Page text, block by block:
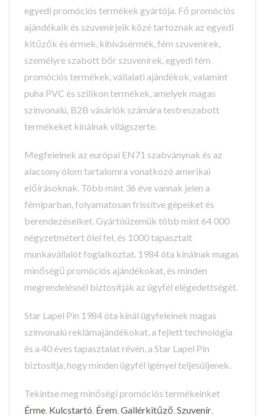
egyedi promóciós termékek gyártója. Fő promóciós
ajándékaik és szuvenírjeik közé tartoznak az egyedi
kitűzők és érmek, kihívásérmék, fém szuvenírek,
személyre szabott bőr szuvenírek, egyedi fém
promóciós termékek, vállalati ajándékok, valamint
puha PVC és szilikon termékek, amelyek magas
színvonalú, B2B vásárlók számára testreszabott
termékeket kínálnak világszerte.
Megfelelnek az európai EN71 szabványnak és az
alacsony ólom tartalomra vonatkozó amerikai
előírásoknak. Több mint 36 éve vannak jelen a
fémiparban, folyamatosan frissítve gépeiket és
berendezéseiket. Gyártóüzemük több mint 64 000
négyzetmétert ölel fel, és 1000 tapasztalt
munkavállalót foglalkoztat. 1984 óta kínálnak magas
minőségű promóciós ajándékokat, és minden
megrendelésnél biztosítják az ügyfél elégedettségét.
Star Lapel Pin 1984 óta kínál ügyfeleinek magas
színvonalú reklámajándékokat, a fejlett technológia
és a 40 éves tapasztalat révén, a Star Lapel Pin
biztosítja, hogy minden ügyfél igényei teljesüljenek.
Tekintse meg minőségi promóciós termékeinket
Érme, Kulcstartó, Érem,Gallérkitűző,Szuvenír,